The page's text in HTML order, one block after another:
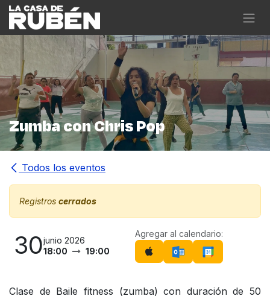
Ir al contenido
Zumba con Chris Pop
Todos los eventos
Registros cerrados
30junio 2026
18:00
19:00
Agregar al calendario:
Clase de Baile fitness (zumba) con duración de 50